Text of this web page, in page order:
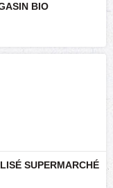
BIO
SUPERMARCHÉ